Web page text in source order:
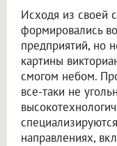
Исходя из своей
формировались
предприятий, но
картины
смогом небом.
все-таки не
направлениях,